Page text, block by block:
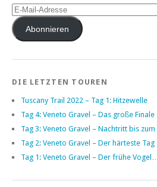
E-
Mail-
AdresseAbonnieren
DIE LETZTEN TOUREN
Tuscany Trail 2022 – Tag 1: Hitzewelle
Tag 4: Veneto Gravel – Das große Finale
Tag 3: Veneto Gravel – Nachtritt bis
Tag 2: Veneto Gravel – Der härteste Tag
Tag 1: Veneto Gravel – Der frühe